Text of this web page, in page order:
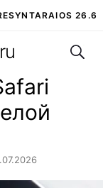
SYNTARAIOS 26.6